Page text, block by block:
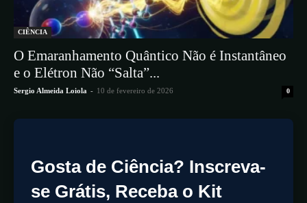
CIÊNCIA
O Emaranhamento Quântico Não é Instantâneo
e o Elétron Não “Salta”...
Sergio Almeida Loiola - 10 de fevereiro de 2026 0
Gosta de Ciência? Inscreva-
se Grátis, Receba o Kit